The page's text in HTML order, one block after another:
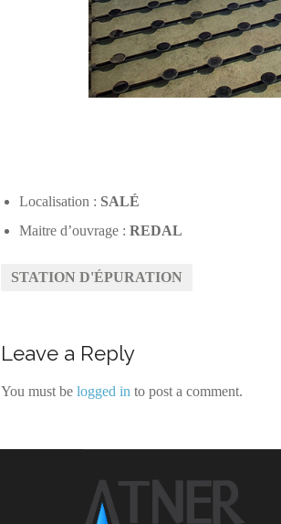
Localisation : SALÉ
Maitre d’ouvrage : REDAL
STATION D'ÉPURATION
Leave a Reply
You must be logged in to post a comment.